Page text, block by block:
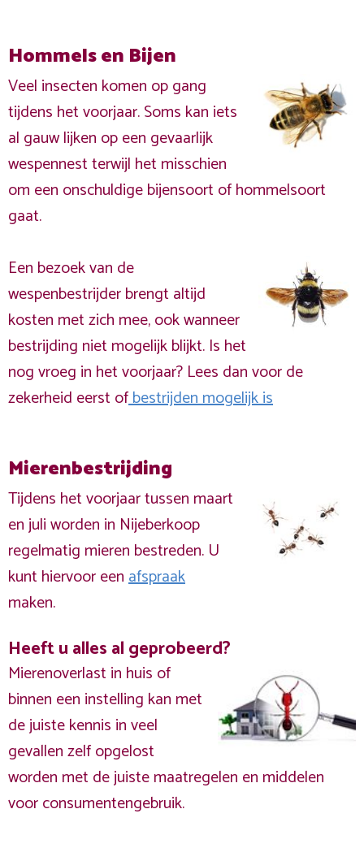
Hommels en Bijen
Veel insecten komen op gang
tijdens het voorjaar. Soms kan iets
al gauw lijken op een gevaarlijk
wespennest terwijl het misschien
om een onschuldige bijensoort of hommelsoort
gaat.
Een bezoek van de
wespenbestrijder brengt altijd
kosten met zich mee, ook wanneer
bestrijding niet mogelijk blijkt. Is het
nog vroeg in het voorjaar? Lees dan voor de
zekerheid eerst ofbestrijden mogelijk is
Mierenbestrijding
Tijdens het voorjaar tussen maart
en juli worden in Nijeberkoop
regelmatig mieren bestreden. U
kunt hiervoor eenafspraak
maken.
Heeft u alles al geprobeerd?
Mierenoverlast in huis of
binnen een instelling kan met
de juiste kennis in veel
gevallen zelf opgelost
worden met de juiste maatregelen en middelen
voor consumentengebruik.